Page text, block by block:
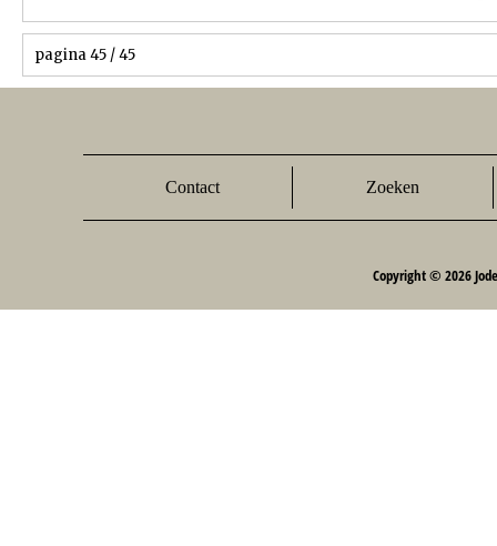
pagina 45 / 45
Contact Zoeken
Copyright © 2026